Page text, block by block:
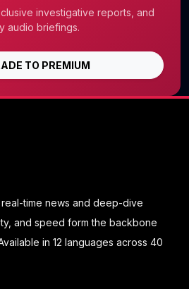
investigative reports, and
audio briefings.
TO PREMIUM
time news and deep-dive
and speed form the backbone
in 12 languages across 40